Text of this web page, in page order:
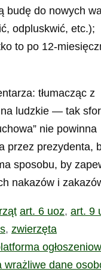
budę do nowych
odpluskwić, etc.);
to po 12-
tłumacząc z
ludzkie — tak
nie powinna
przez prezydenta,
sposobu, by
nakazów i
Tagi
art. 6 uoz, art. 9
, zwierzęta
wrażliwe dane